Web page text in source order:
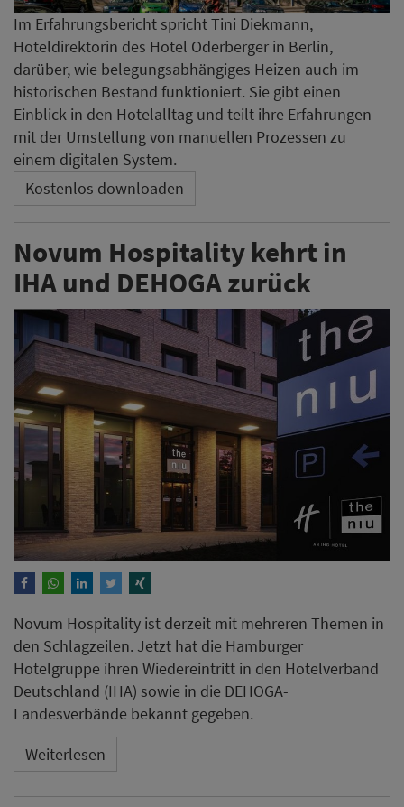
Im Erfahrungsbericht spricht Tini Diekmann,
Hoteldirektorin des Hotel Oderberger in Berlin,
darüber, wie belegungsabhängiges Heizen auch im
historischen Bestand funktioniert. Sie gibt einen
Einblick in den Hotelalltag und teilt ihre Erfahrungen
mit der Umstellung von manuellen Prozessen zu
einem digitalen System.
Kostenlos downloaden
Novum Hospitality kehrt in
IHA und DEHOGA zurück
Novum Hospitality ist derzeit mit mehreren Themen in
den Schlagzeilen. Jetzt hat die Hamburger
Hotelgruppe ihren Wiedereintritt in den Hotelverband
Deutschland (IHA) sowie in die DEHOGA-
Landesverbände bekannt gegeben.
Weiterlesen